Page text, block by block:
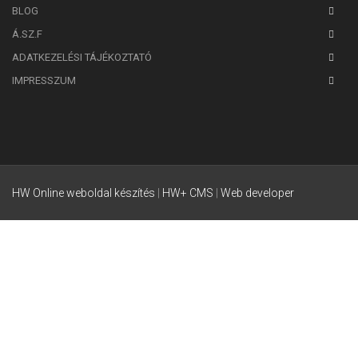
BLOG
Á.SZ.F
ADATKEZELÉSI TÁJÉKOZTATÓ
IMPRESSZUM
HW Onlineweboldal készítés HW+ CMS Web developer